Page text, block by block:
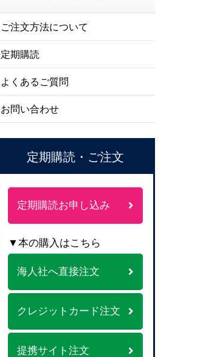
ご注文方法について
定期購読
よくあるご質問
お問い合わせ
定期購読・ご注文
定期購読お申し込み
▼本の購入はこちら
海人社へ直接注文
クレジットカード注文
提携サイト注文